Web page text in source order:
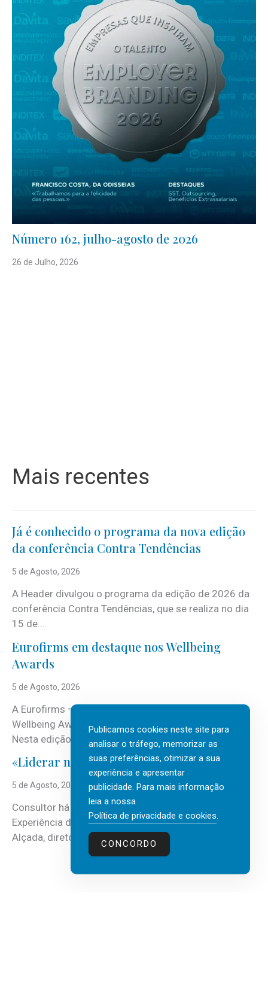
Número 162, julho-agosto de 2026
26 de Julho, 2026
Mais recentes
Já é conhecido o programa da nova edição
da conferência Contra Tendências
5 de Agosto, 2026
A Header divulgou o programa da edição de 2026 da
conferência Contra Tendências, que se realiza no dia
15 de...
Eurofirms em destaque nos Wellbeing
Awards
5 de Agosto, 2026
A Eurofirms – People first está de regresso aos
Wellbeing Awards, integrando o Top Wellbeing 2026.
Nesta edição, a multinacional...
«Liderar não é um talento místico.»
5 de Agosto, 2026
Consultor há mais de três décadas nas áreas de
Experiência do Cliente, Vendas e Liderança, Manuel
Alçada, diretor executivo da...
Publicamos cookies neste site para
analisar o tráfego, memorizar as
suas preferências, otimizar a sua
experiência e apresentar
publicidade. Para mais informação
leia a nossa
Política de privacidade e cookies.
CONCORDO